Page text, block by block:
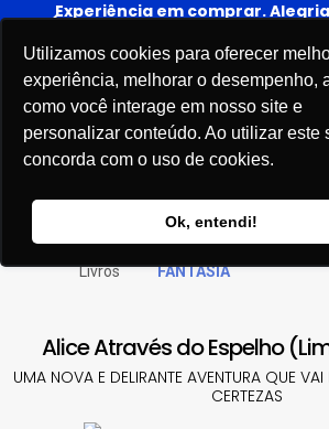
Utilizamos cookies para oferecer
experiência, melhorar o desempenho,
como você interage em nosso site e
personalizar conteúdo. Ao utilizar este
concorda com o uso de cookies.
Ok, entendi!
Experiência em comprar.
Livros FANTASIA
Alice Através do Espelho
UMA NOVA E DELIRANTE AVENTURA QUE
CERTEZAS